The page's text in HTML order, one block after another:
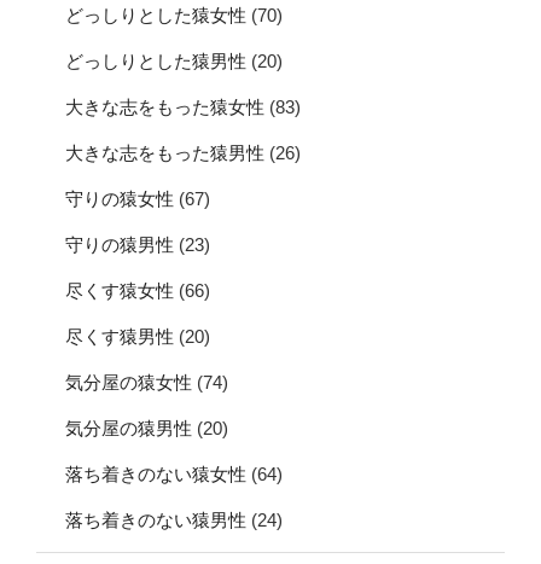
どっしりとした猿女性 (70)
どっしりとした猿男性 (20)
大きな志をもった猿女性 (83)
大きな志をもった猿男性 (26)
守りの猿女性 (67)
守りの猿男性 (23)
尽くす猿女性 (66)
尽くす猿男性 (20)
気分屋の猿女性 (74)
気分屋の猿男性 (20)
落ち着きのない猿女性 (64)
落ち着きのない猿男性 (24)